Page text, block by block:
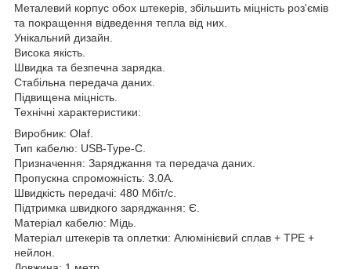
Металевий корпус обох штекерів, збільшить міцність роз'ємів
та покращення відведення тепла від них.
Унікальний дизайн.
Висока якість.
Швидка та безпечна зарядка.
Стабільна передача даних.
Підвищена міцність.
Технічні характеристики:
Виробник: Olaf.
Тип кабелю: USB-Type-C.
Призначення: Заряджання та передача даних.
Пропускна спроможність: 3.0A.
Швидкість передачі: 480 Мбіт/с.
Підтримка швидкого заряджання: Є.
Матеріал кабелю: Мідь.
Матеріал штекерів та оплетки: Алюмінієвий сплав + TPE +
нейлон.